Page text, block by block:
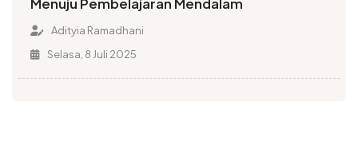
Adityia Ramadhani
Selasa, 8 Juli 2025